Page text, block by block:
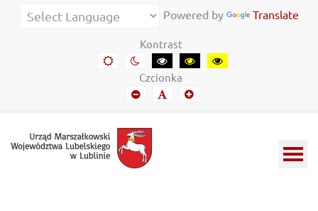
Urząd
Informacje
Lubelszczyźnie
Powered by Translate
Kontrast
Domyślny
kontrast
Kontrast
nocny
Kontrast
czarny-
biały
Kontrast
czarny-
Kontrast
żółto-
Czcionka
Mniejszy
font
Domyślny
font
Mniejszy